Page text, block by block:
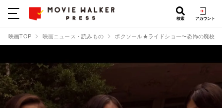
検索 アカウント
映画TOP 映画ニュース・読みもの ボクソール★ライドショー〜恐怖の廃校脱